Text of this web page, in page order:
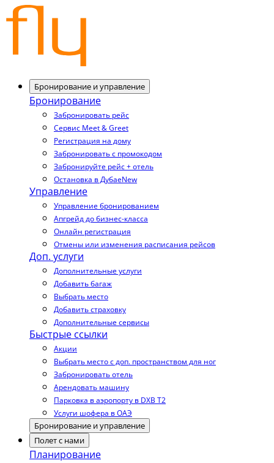
Бронирование и управление
Бронирование
Забронировать рейс
Сервис Meet & Greet
Регистрация на дому
Забронировать с промокодом
Забронируйте рейс + отель
Остановка в ДубаеNew
Управление
Управление бронированием
Апгрейд до бизнес-класса
Онлайн регистрация
Отмены или изменения расписания рейсов
Доп. услуги
Дополнительные услуги
Добавить багаж
Выбрать место
Добавить страховку
Дополнительные сервисы
Быстрые ссылки
Акции
Выбрать место с доп. пространством для ног
Забронировать отель
Арендовать машину
Парковка в аэропорту в DXB T2
Услуги шофера в ОАЭ
Бронирование и управление
Полет с нами
Планирование